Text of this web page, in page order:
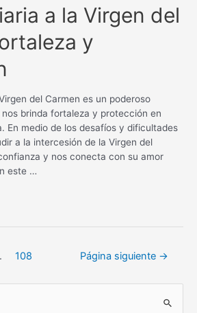
a la Virgen del
y
del Carmen es un poderoso
brinda fortaleza y protección en
En medio de los desafíos y dificultades
a la intercesión de la Virgen del
y nos conecta con su amor
este …
108 Página siguiente →